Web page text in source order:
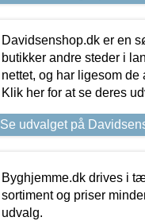
Davidsenshop.dk er en
butikker andre steder i
nettet, og har ligesom
Klik her for at se deres
Se udvalget på
Byghjemme.dk drives i
sortiment og priser
udvalg.